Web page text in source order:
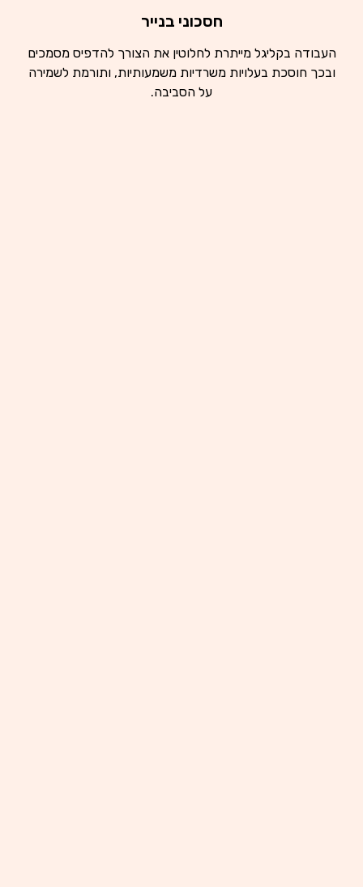
חסכוני בנייר
העבודה בקליגל מייתרת לחלוטין את הצורך להדפיס מסמכים
ובכך חוסכת בעלויות משרדיות משמעותיות, ותורמת לשמירה
על הסביבה.